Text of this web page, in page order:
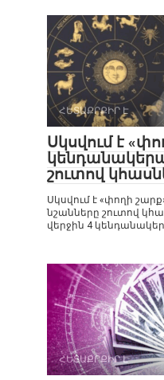
ՀԵՏԱՔՐՔԻՐ Է
Սկսվում է
շուտով
Սկսվում է «փողի
նշանները շուտով
վերջին 4
ՀԵՏԱՔՐՔԻՐ Է